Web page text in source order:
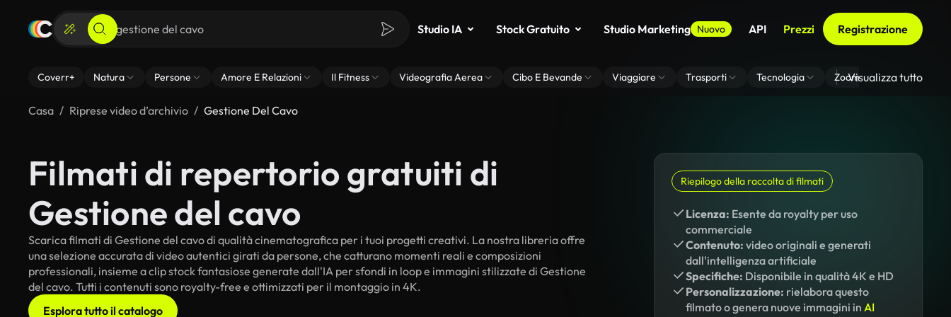
Studio IA Stock Gratuito Studio Marketing Nuovo API Prezzi Registrazione
Coverr+ Natura Persone Amore E Relazioni Il Fitness Videografia Aerea Cibo E Bevande Viaggiare Trasporti Tecnologia Zoom Di Sfondo Virtuale
Visualizza tutto
Casa Riprese video d’archivio Gestione Del Cavo
Filmati di repertorio gratuiti di
Gestione del cavo
Scarica filmati di Gestione del cavo di qualità cinematografica per i tuoi progetti creativi. La nostra libreria offre
una selezione accurata di video autentici girati da persone, che catturano momenti reali e composizioni
professionali, insieme a clip stock fantasiose generate dall'IA per sfondi in loop e immagini stilizzate di Gestione
del cavo. Tutti i contenuti sono royalty-free e ottimizzati per il montaggio in 4K.
Esplora tutto il catalogo
Riepilogo della raccolta di filmati
Licenza: Esente da royalty per uso
commerciale
Contenuto: video originali e generati
dall'intelligenza artificiale
Specifiche: Disponibile in qualità 4K e HD
Personalizzazione: rielabora questo
filmato o genera nuove immagini in AI